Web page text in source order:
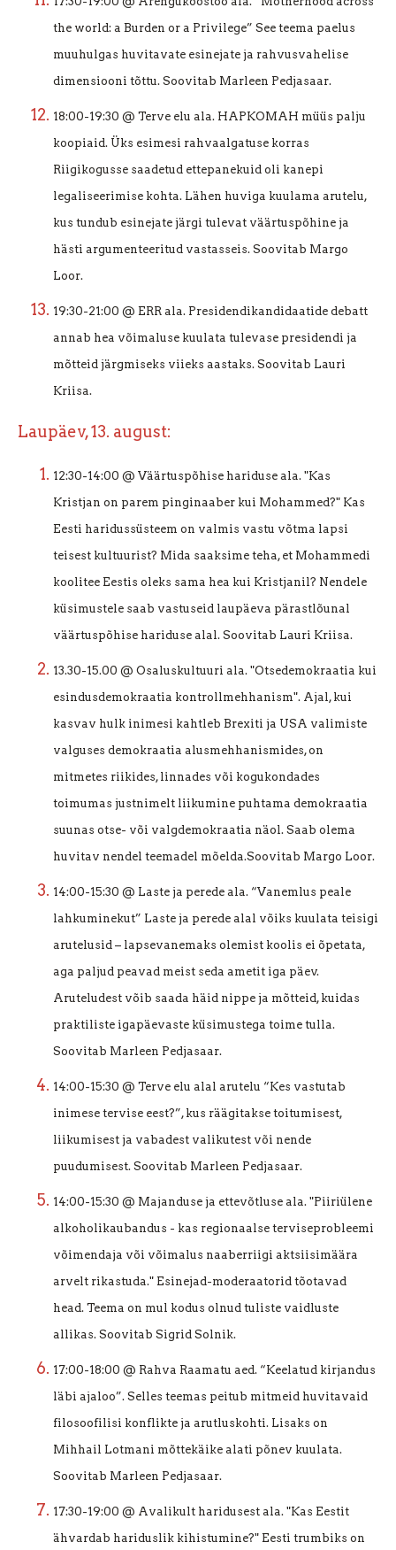
the world: a Burden or a Privilege” See teema paelus
muuhulgas huvitavate esinejate ja rahvusvahelise
dimensiooni tõttu. Soovitab Marleen Pedjasaar.
18:00-19:30 @ Terve elu ala. HAPKOMAH müüs palju
koopiaid. Üks esimesi rahvaalgatuse korras
Riigikogusse saadetud ettepanekuid oli kanepi
legaliseerimise kohta. Lähen huviga kuulama arutelu,
kus tundub esinejate järgi tulevat väärtuspõhine ja
hästi argumenteeritud vastasseis. Soovitab Margo
Loor.
19:30-21:00 @ ERR ala. Presidendikandidaatide debatt
annab hea võimaluse kuulata tulevase presidendi ja
mõtteid järgmiseks viieks aastaks. Soovitab Lauri
Kriisa.
Laupäev, 13. august:
12:30-14:00 @ Väärtuspõhise hariduse ala. "Kas
Kristjan on parem pinginaaber kui Mohammed?" Kas
Eesti haridussüsteem on valmis vastu võtma lapsi
teisest kultuurist? Mida saaksime teha, et Mohammedi
koolitee Eestis oleks sama hea kui Kristjanil? Nendele
küsimustele saab vastuseid laupäeva pärastlõunal
väärtuspõhise hariduse alal. Soovitab Lauri Kriisa.
13.30-15.00 @ Osaluskultuuri ala. "Otsedemokraatia kui
esindusdemokraatia kontrollmehhanism". Ajal, kui
kasvav hulk inimesi kahtleb Brexiti ja USA valimiste
valguses demokraatia alusmehhanismides, on
mitmetes riikides, linnades või kogukondades
toimumas justnimelt liikumine puhtama demokraatia
suunas otse- või valgdemokraatia näol. Saab olema
huvitav nendel teemadel mõelda.Soovitab Margo Loor.
14:00-15:30 @ Laste ja perede ala. “Vanemlus peale
lahkuminekut” Laste ja perede alal võiks kuulata teisigi
arutelusid – lapsevanemaks olemist koolis ei õpetata,
aga paljud peavad meist seda ametit iga päev.
Aruteludest võib saada häid nippe ja mõtteid, kuidas
praktiliste igapäevaste küsimustega toime tulla.
Soovitab Marleen Pedjasaar.
14:00-15:30 @ Terve elu alal arutelu “Kes vastutab
inimese tervise eest?”, kus räägitakse toitumisest,
liikumisest ja vabadest valikutest või nende
puudumisest. Soovitab Marleen Pedjasaar.
14:00-15:30 @ Majanduse ja ettevõtluse ala. "Piiriülene
alkoholikaubandus - kas regionaalse terviseprobleemi
võimendaja või võimalus naaberriigi aktsiisimäära
arvelt rikastuda." Esinejad-moderaatorid tõotavad
head. Teema on mul kodus olnud tuliste vaidluste
allikas. Soovitab Sigrid Solnik.
17:00-18:00 @ Rahva Raamatu aed. “Keelatud kirjandus
läbi ajaloo”. Selles teemas peitub mitmeid huvitavaid
filosoofilisi konflikte ja arutluskohti. Lisaks on
Mihhail Lotmani mõttekäike alati põnev kuulata.
Soovitab Marleen Pedjasaar.
17:30-19:00 @ Avalikult haridusest ala. "Kas Eestit
ähvardab hariduslik kihistumine?" Eesti trumbiks on